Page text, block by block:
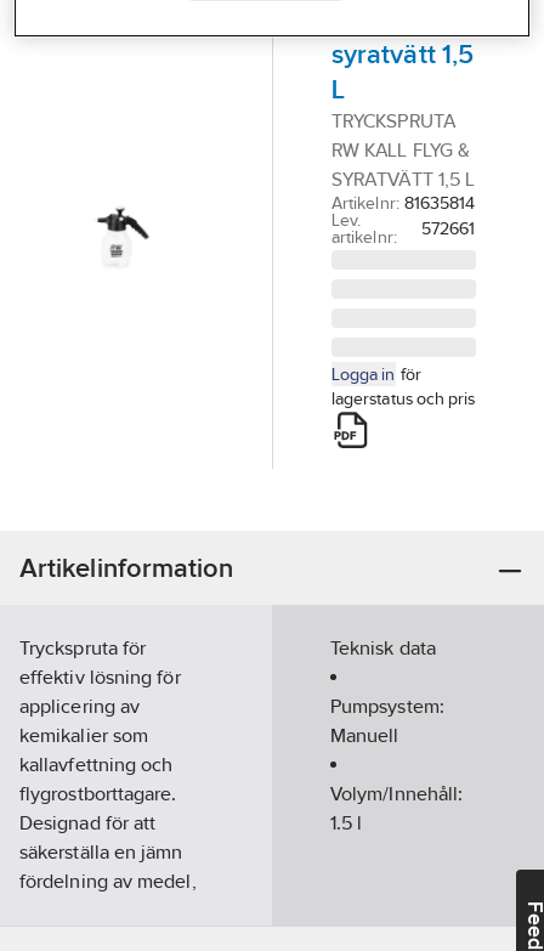
syratvätt 1,5
L
TRYCKSPRUTA
RW KALL FLYG &
SYRATVÄTT 1,5 L
Artikelnr: 81635814
Lev.
artikelnr:
572661
Logga in för
lagerstatus och pris
Artikelinformation
Tryckspruta för
effektiv lösning för
applicering av
kemikalier som
kallavfettning och
flygrostborttagare.
Designad för att
säkerställa en jämn
fördelning av medel,
Teknisk data
Pumpsystem:
Manuell
Volym/Innehåll:
1.5 l